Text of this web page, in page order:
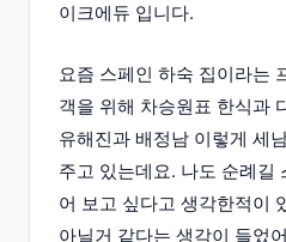
이크에듀 입니다.
요즘 스페인 하숙 집이라는
객을 위해 차승원표 한식과
유해진과 배정남 이렇게 세
주고 있는데요. 나도 순례길
어 보고 싶다고 생각한적이
아닐거 같다는 생각이 들었